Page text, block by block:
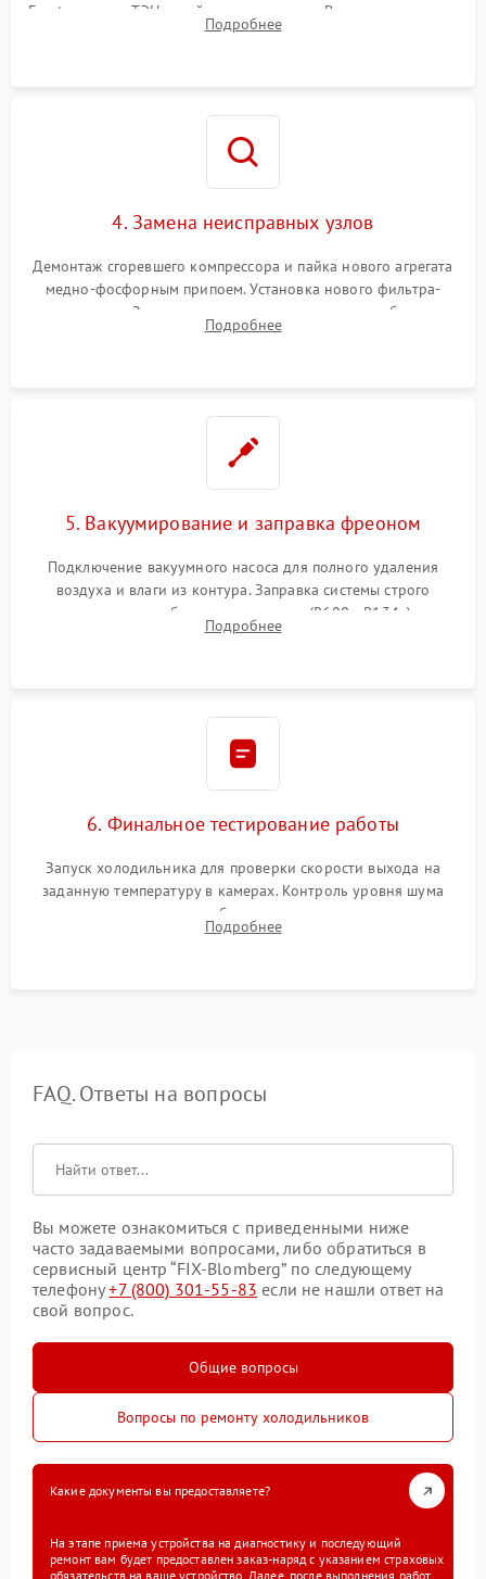
Frost, включая ТЭН оттайки и вентилятор. Ремонт или замена
платы управления при сбоях алгоритмов.
Подробнее
4. Замена неисправных узлов
Демонтаж сгоревшего компрессора и пайка нового агрегата
медно-фосфорным припоем. Установка нового фильтра-
осушителя. Замена изношенных вентиляторов обдува,
сломанных заслонок или поврежденных дверных петель.
Подробнее
5. Вакуумирование и заправка фреоном
Подключение вакуумного насоса для полного удаления
воздуха и влаги из контура. Заправка системы строго
дозированным объемом хладагента (R600a, R134a) по
электронным весам. Контроль рабочего давления в системе.
Подробнее
6. Финальное тестирование работы
Запуск холодильника для проверки скорости выхода на
заданную температуру в камерах. Контроль уровня шума
компрессора, отсутствия обмерзания стенок и корректного
срабатывания системы автоматической оттайки.
Подробнее
FAQ. Ответы на вопросы
Вы можете ознакомиться с приведенными ниже
часто задаваемыми вопросами, либо обратиться в
сервисный центр “FIX-Blomberg” по следующему
телефону+7 (800) 301-55-83 если не нашли ответ на
свой вопрос.
Общие вопросы
Вопросы по ремонту холодильников
Какие документы вы предоставляете?
На этапе приема устройства на диагностику и последующий
ремонт вам будет предоставлен заказ-наряд с указанием страховых
обязательств на ваше устройство. Далее, после выполнения работ